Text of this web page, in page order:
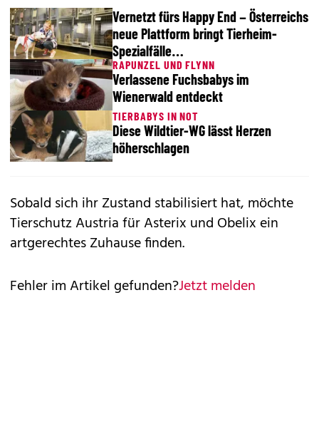
Vernetzt fürs Happy End – Österreichs
neue Plattform bringt Tierheim-
Spezialfälle…
RAPUNZEL UND FLYNN
Verlassene Fuchsbabys im
Wienerwald entdeckt
TIERBABYS IN NOT
Diese Wildtier-WG lässt Herzen
höherschlagen
Sobald sich ihr Zustand stabilisiert hat, möchte
Tierschutz Austria für Asterix und Obelix ein
artgerechtes Zuhause finden.
Fehler im Artikel gefunden?Jetzt melden